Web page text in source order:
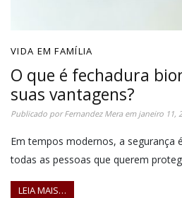
VIDA EM FAMÍLIA
O que é fechadura
suas vantagens?
Publicado porFernandez Meraem janeiro 11,
Em tempos modernos, a segurança
todas as pessoas que querem
LEIA MAIS…